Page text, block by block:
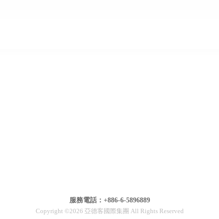
服務電話：+886-6-5896889
Copyright ©2026 亞德客國際集團 All Rights Reserved